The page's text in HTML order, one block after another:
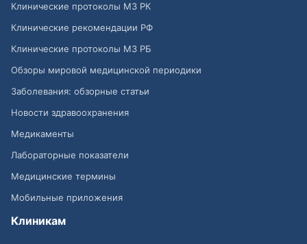
Клинические протоколы МЗ РК
Клинические рекомендации РФ
Клинические протоколы МЗ РБ
Обзоры мировой медицинской периодики
Заболевания: обзорные статьи
Новости здравоохранения
Медикаменты
Лабораторные показатели
Медицинские термины
Мобильные приложения
Клиникам